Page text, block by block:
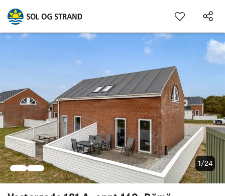
1/24